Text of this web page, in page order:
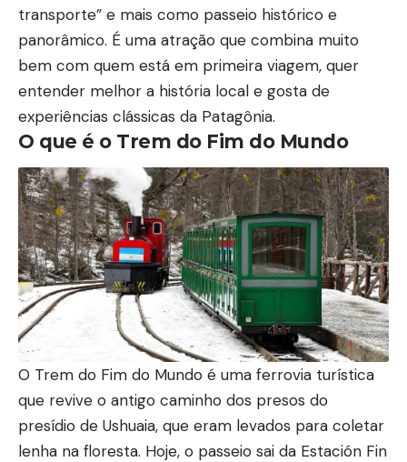
transporte” e mais como passeio histórico e
panorâmico. É uma atração que combina muito
bem com quem está em primeira viagem, quer
entender melhor a história local e gosta de
experiências clássicas da Patagônia.
O que é o Trem do Fim do Mundo
O Trem do Fim do Mundo é uma ferrovia turística
que revive o antigo caminho dos presos do
presídio de Ushuaia, que eram levados para coletar
lenha na floresta. Hoje, o passeio sai da Estación Fin